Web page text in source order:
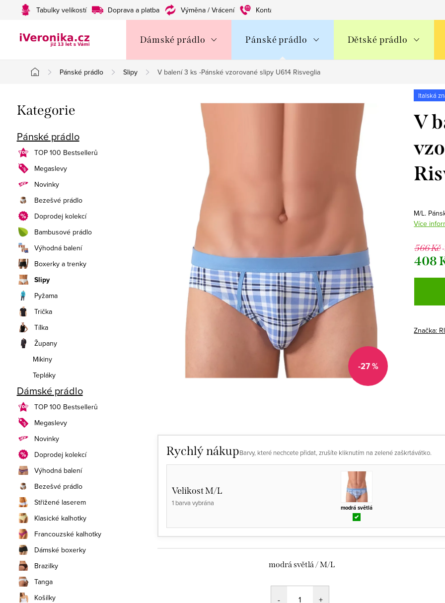
Tabulky velikostí Doprava a platba Výměna / Vrácení Kontakty
Dámské prádlo Pánské prádlo Dětské prádlo
Domů
Pánské prádlo Slipy V balení 3 ks -Pánské vzorované slipy U614 Risveglia
o
s
t
r
a
n
n
í
p
a
n
e
Přeskočit
kategorie
Kategorie
Pánské prádlo
TOP 100 Bestsellerů
Megaslevy
Novinky
Bezešvé prádlo
Doprodej kolekcí
Bambusové prádlo
Výhodná balení
Boxerky a trenky
Slipy
Pyžama
Trička
Tílka
Župany
Mikiny
Tepláky
Dámské prádlo
TOP 100 Bestsellerů
Megaslevy
Novinky
Doprodej kolekcí
Výhodná balení
Bezešvé prádlo
Střižené laserem
Klasické kalhotky
Francouzské kalhotky
Dámské boxerky
Brazilky
Tanga
Košilky
-27 %
Italská
V
M/L.
Více
566 Kč
408
Měrná
Značka:
Rychlý nákupBarvy, které nechcete přidat, zrušíte kliknutím na zelené zaškrtávátko.
Velikost M/L
1 barva vybrána
modrá světlá
modrá světlá / M/L